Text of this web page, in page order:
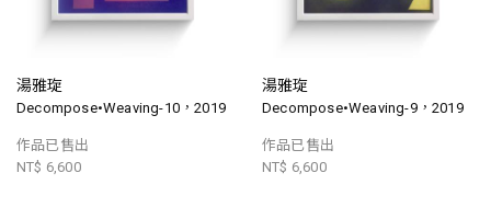
湯雅琁
Decompose•Weaving-10，2019
作品已售出
NT$ 6,600
湯雅琁
Decompose•Weaving-9，2019
作品已售出
NT$ 6,600